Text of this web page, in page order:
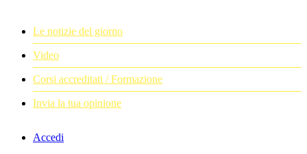
Le notizie del giorno
Video
Corsi accreditati / Formazione
Invia la tua opinione
Accedi